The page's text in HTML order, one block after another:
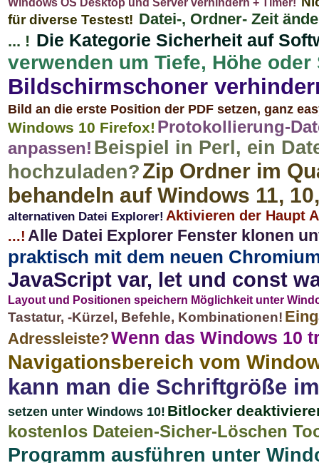
Windows OS Desktop und Server verhindern + Timer!
für diverse Testest! Datei-, Ordner- Zeit
... ! Die Kategorie Sicherheit auf
verwenden um Tiefe, Höhe
Bildschirmschoner
Bild an die erste Position der PDF setzen, ganz
Windows 10 Firefox! Protokollierung-
anpassen! Beispiel in Perl, ein
hochzuladen?Zip Ordner im
behandeln auf Windows 11,
alternativen Datei Explorer! Aktivieren der Haupt
...! Alle Datei Explorer Fenster klonen
praktisch mit dem neuen
JavaScript var, let und const
Layout und Positionen speichern Möglichkeit unter
Tastatur, -Kürzel, Befehle, Kombinationen!
Adressleiste?Wenn das Windows 10
Navigationsbereich vom
kann man die Schriftgröße
setzen unter Windows 10! Bitlocker
kostenlos Dateien-Sicher-Löschen
Programm ausführen unter